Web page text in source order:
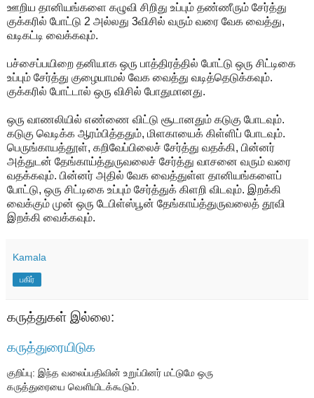
ஊறிய தானியங்களை கழுவி சிறிது உப்பும் தண்ணீரும் சேர்த்து
குக்கரில் போட்டு 2 அல்லது 3விசில் வரும் வரை வேக வைத்து,
வடிகட்டி வைக்கவும்.
பச்சைப்பயிறை தனியாக ஒரு பாத்திரத்தில் போட்டு ஒரு சிட்டிகை
உப்பும் சேர்த்து குழையாமல் வேக வைத்து வடித்தெடுக்கவும்.
குக்கரில் போட்டால் ஒரு விசில் போதுமானது.
ஒரு வாணலியில் எண்ணை விட்டு சூடானதும் கடுகு போடவும்.
கடுகு வெடிக்க ஆரம்பித்ததும், மிளகாயைக் கிள்ளிப் போடவும்.
பெருங்காயத்தூள், கறிவேப்பிலைச் சேர்த்து வதக்கி, பின்னர்
அத்துடன் தேங்காய்த்துருவலைச் சேர்த்து வாசனை வரும் வரை
வதக்கவும். பின்னர் அதில் வேக வைத்துள்ள தானியங்களைப்
போட்டு, ஒரு சிட்டிகை உப்பும் சேர்த்துக் கிளறி விடவும். இறக்கி
வைக்கும் முன் ஒரு டேபிள்ஸ்பூன் தேங்காய்த்துருவலைத் தூவி
இறக்கி வைக்கவும்.
Kamala
பகிர்
கருத்துகள் இல்லை:
கருத்துரையிடுக
குறிப்பு: இந்த வலைப்பதிவின் உறுப்பினர் மட்டுமே ஒரு
கருத்துரையை வெளியிடக்கூடும்.